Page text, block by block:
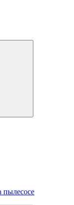
пылесосе